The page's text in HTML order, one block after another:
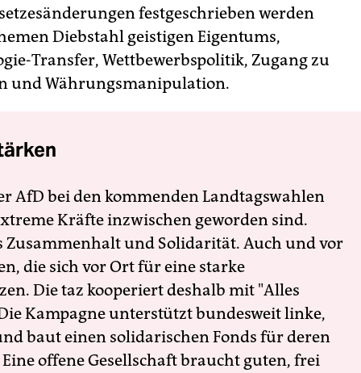
festgeschrieben werden
Diebstahl geistigen Eigentums,
Transfer, Wettbewerbspolitik, Zugang zu
und Währungsmanipulation.
AfD bei den kommenden Landtagswahlen
Kräfte inzwischen geworden sind.
Zusammenhalt und Solidarität. Auch und vor
die sich vor Ort für eine starke
Die taz kooperiert deshalb mit "Alles
Kampagne unterstützt bundesweit linke,
baut einen solidarischen Fonds für deren
offene Gesellschaft braucht guten, frei